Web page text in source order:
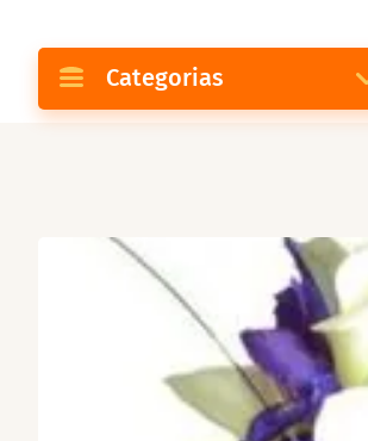
Categorias